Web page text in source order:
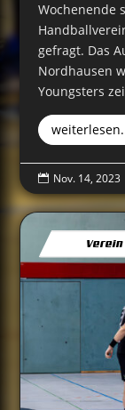
Wochenende
gefragt. Das
Nordhausen
Youngsters
 Nov. 14, 2023
Verein